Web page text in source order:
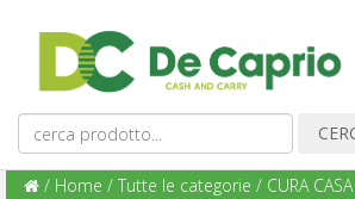
/ Home / Tutte le categorie / CURA CASA